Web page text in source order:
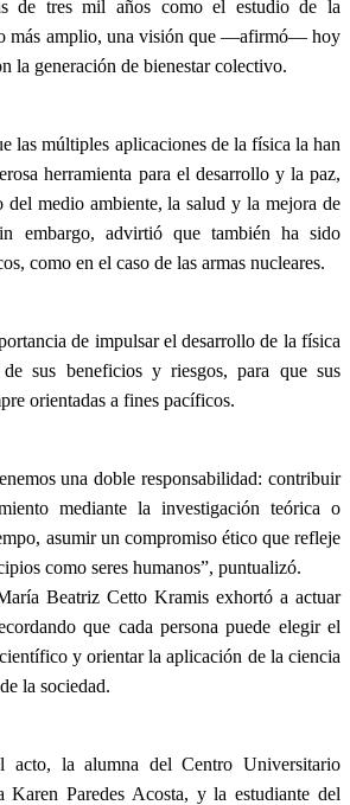
de tres mil años como el estudio de la
más amplio, una visión que —afirmó— hoy
la generación de bienestar colectivo.
las múltiples aplicaciones de la física la han
herramienta para el desarrollo y la paz,
medio ambiente, la salud y la mejora de
embargo, advirtió que también ha sido
como en el caso de las armas nucleares.
de impulsar el desarrollo de la física
sus beneficios y riesgos, para que sus
orientadas a fines pacíficos.
una doble responsabilidad: contribuir
mediante la investigación teórica o
asumir un compromiso ético que refleje
como seres humanos”, puntualizó.
Beatriz Cetto Kramis exhortó a actuar
que cada persona puede elegir el
y orientar la aplicación de la ciencia
la sociedad.
acto, la alumna del Centro Universitario
Paredes Acosta, y la estudiante del